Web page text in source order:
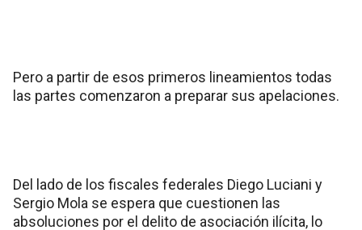
Pero a partir de esos primeros lineamientos todas
las partes comenzaron a preparar sus apelaciones.
Del lado de los fiscales federales Diego Luciani y
Sergio Mola se espera que cuestionen las
absoluciones por el delito de asociación ilícita, lo